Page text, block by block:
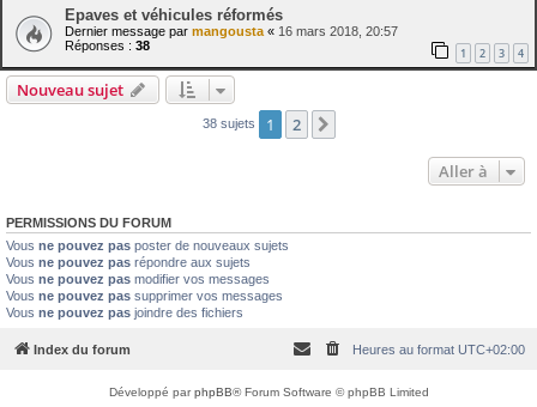
Epaves et véhicules réformés
Dernier message par mangousta « 16 mars 2018, 20:57
Réponses : 38 1 2 3 4
Nouveau sujet
38 sujets 1 2
Aller à
PERMISSIONS DU FORUM
Vous ne pouvez pas poster de nouveaux sujets
Vous ne pouvez pas répondre aux sujets
Vous ne pouvez pas modifier vos messages
Vous ne pouvez pas supprimer vos messages
Vous ne pouvez pas joindre des fichiers
Index du forum Heures au format UTC+02:00
Développé parphpBB® Forum Software © phpBB Limited